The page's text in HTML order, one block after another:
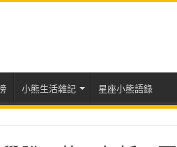
小熊生活雜記 星座小熊語錄